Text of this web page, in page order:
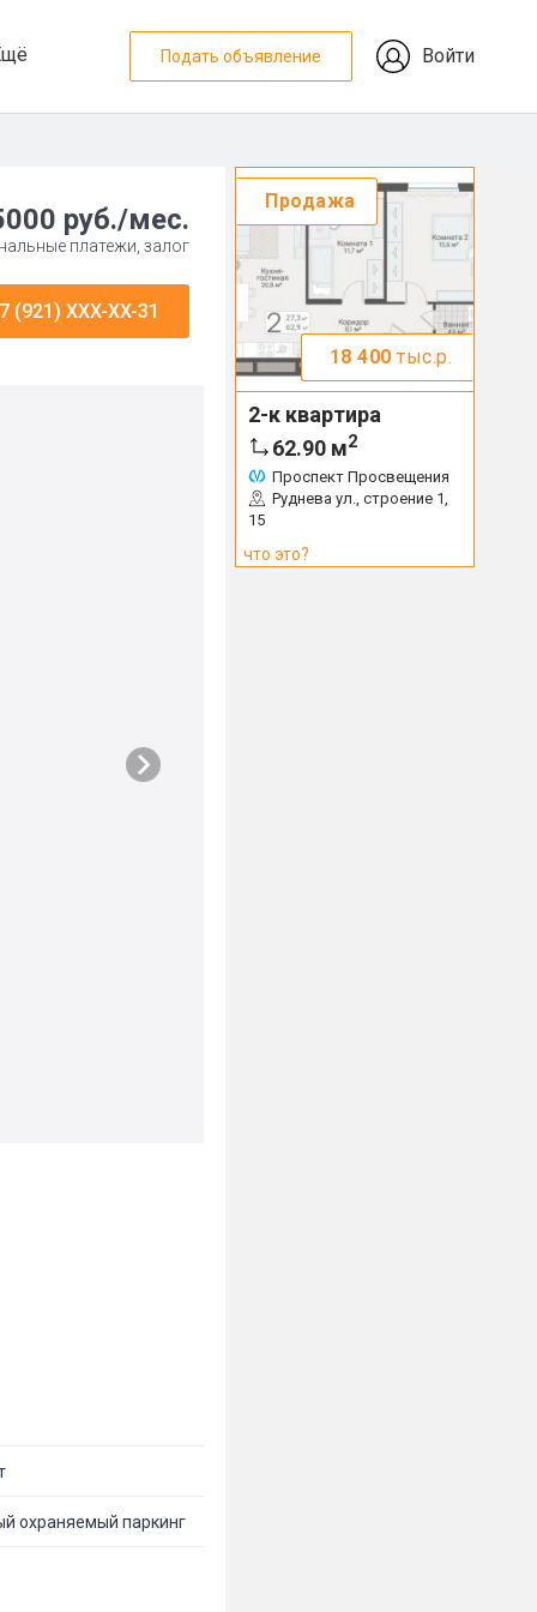
Подать объявление Войти
руб./мес.
платежи, залог
(921) XXX-XX-31
охраняемый паркинг
Продажа
18 400 тыс.р.
2-к квартира
62.90 м2
Проспект Просвещения
Руднева ул., строение 1,
15
что это?